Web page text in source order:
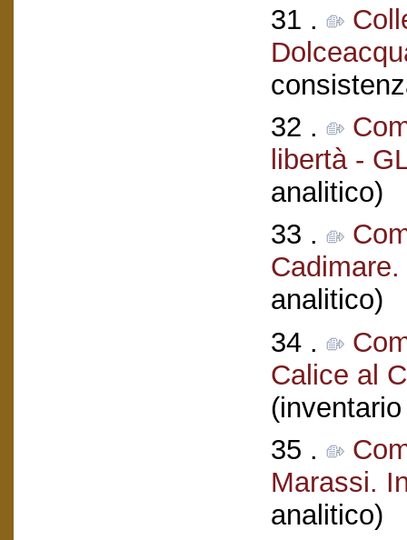
31 .
32 .
libertà -
analitico)
33 .
analitico)
34 .
Calice al
35 .
Marassi.
analitico)